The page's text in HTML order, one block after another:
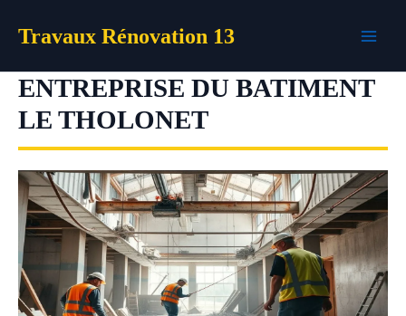
Travaux Rénovation 13
ENTREPRISE DU BATIMENT
LE THOLONET